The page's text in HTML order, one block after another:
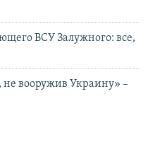
ВСУ Залужного: все,
вооружив Украину» –